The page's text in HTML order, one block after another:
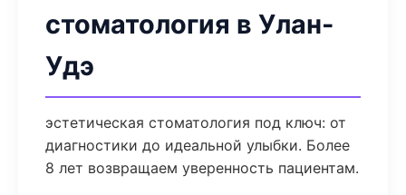
стоматология в Улан-
Удэ
эстетическая стоматология под ключ: от
диагностики до идеальной улыбки. Более
8 лет возвращаем уверенность пациентам.